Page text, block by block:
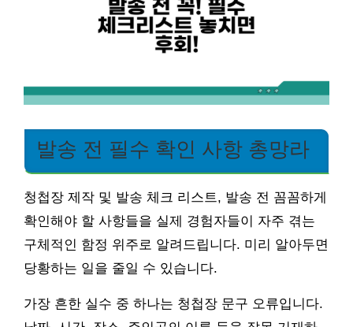
발송 전 필수 확인 사항 총망라
청첩장 제작 및 발송 체크 리스트, 발송 전 꼼꼼하게
확인해야 할 사항들을 실제 경험자들이 자주 겪는
구체적인 함정 위주로 알려드립니다. 미리 알아두면
당황하는 일을 줄일 수 있습니다.
가장 흔한 실수 중 하나는 청첩장 문구 오류입니다.